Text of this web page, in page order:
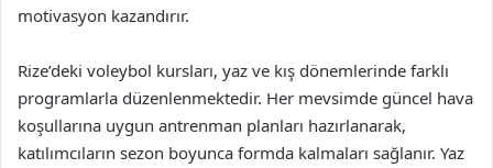
motivasyon kazandırır.
Rize’deki voleybol kursları, yaz ve kış dönemlerinde farklı
programlarla düzenlenmektedir. Her mevsimde güncel hava
koşullarına uygun antrenman planları hazırlanarak,
katılımcıların sezon boyunca formda kalmaları sağlanır. Yaz